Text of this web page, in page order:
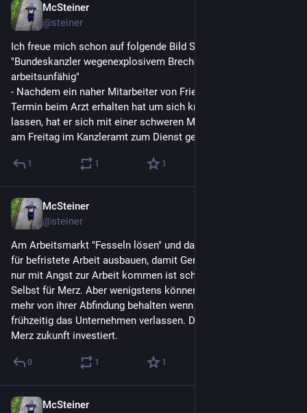
McSteiner
@steiner
Ich freue mich schon auf folgende Bild Schlagzeile:
"Bundeskanzler wegenexplosivem Brechdurchfalls
arbeitsunfähig"
- Nachdem ein naher Mitarbeiter von Friedrich Merz keinen
Termin beim Arzt erhalten hat um sich krankschreiben zu
lassen, hat er sich mit einer schweren Magendarm Erkrankung
am Freitag im Kanzleramt zum Dienst gemeldet...
1 1 1
McSteiner
@steiner
Am Arbeitsmarkt "Fesseln lösen" und dann die Möglichkeiten
für befristete Arbeit ausbauen, damit Geringverdiener weiterhin
nur mit Angst zur Arbeit kommen ist schon ein neues Level.
Selbst für Merz. Aber wenigstens können Gutverdiener jetzt
mehr von ihrer Abfindung behalten wenn sie wegen unfähigkeit
frühzeitig das Unternehmen verlassen. Da wurde schon mal in
Merz zukunft investiert.
0 1 1
McSteiner